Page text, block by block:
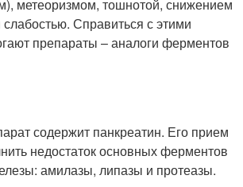
метеоризмом, тошнотой, снижением
. Справиться с этими
препараты – аналоги ферментов
содержит панкреатин. Его прием
недостаток основных ферментов
амилазы, липазы и протеазы.